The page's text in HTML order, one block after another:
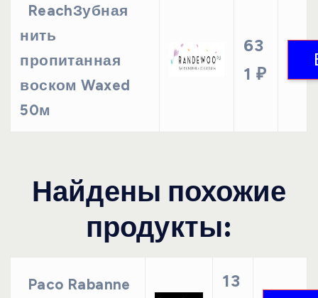
ReachЗубная
нить
пропитанная
воском Waxed
50м
63
1 ₽
Найдены похожие
продукты:
Paco Rabanne
13